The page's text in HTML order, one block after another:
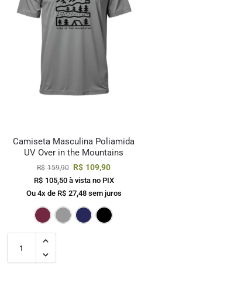
Camiseta Masculina Poliamida
UV Over in the Mountains
R$ 159,90 R$ 109,90
R$ 105,50à vista no PIX
Ou 4x de R$ 27,48sem juros
Bordô